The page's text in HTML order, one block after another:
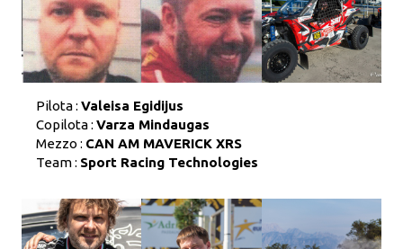
Pilota : Valeisa Egidijus
Copilota : Varza Mindaugas
Mezzo : CAN AM MAVERICK XRS
Team : Sport Racing Technologies